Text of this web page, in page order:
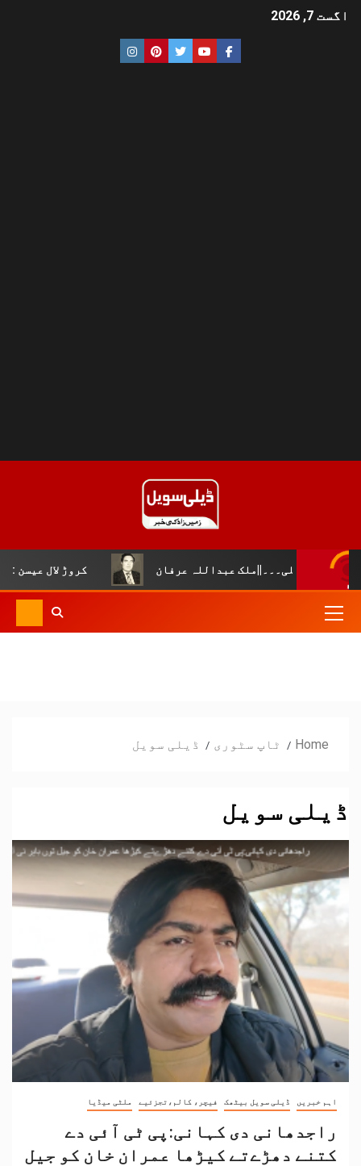
اگست 7, 2026
کروڑ لال عیسن :چوپال عبداللہ عرفان
Home ٹاپ سٹوری ڈیلی سویل
ڈیلی سویل
اہم خبریں ڈیلی سویل بیٹھک فیچر، کالم،تجزئیے ملٹی میڈیا
راجدھانی دی کہانی:پی ٹی آئی دے
کتنے دھڑےتے کیڑھا عمران خان کو جیل